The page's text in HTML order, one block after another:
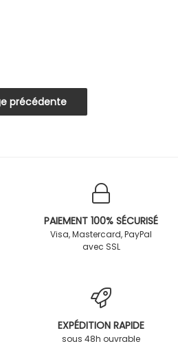
PAIEMENT 100% SÉCURISÉ
Visa, Mastercard, PayPal
avec SSL
EXPÉDITION RAPIDE
sous 48h ouvrable